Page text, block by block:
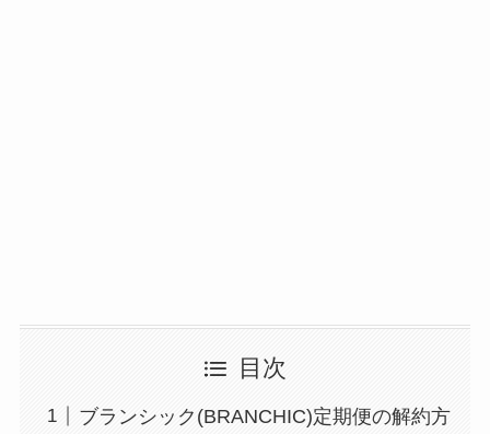
目次
ブランシック(BRANCHIC)定期便の解約方